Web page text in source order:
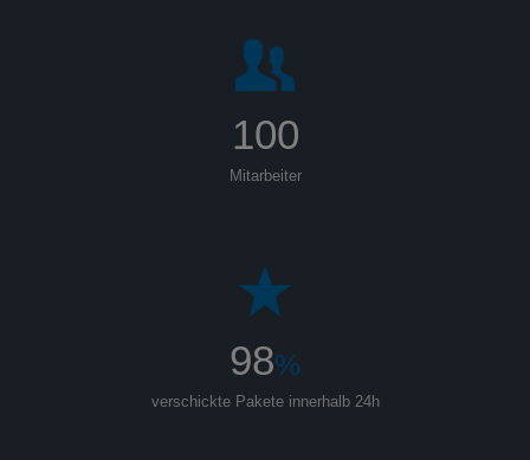
100
Mitarbeiter
98%
verschickte Pakete innerhalb 24h